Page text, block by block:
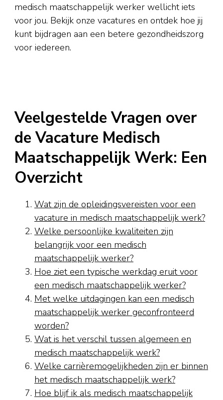
medisch maatschappelijk werker wellicht iets
voor jou. Bekijk onze vacatures en ontdek hoe jij
kunt bijdragen aan een betere gezondheidszorg
voor iedereen.
Veelgestelde Vragen over
de Vacature Medisch
Maatschappelijk Werk: Een
Overzicht
Wat zijn de opleidingsvereisten voor een
vacature in medisch maatschappelijk werk?
Welke persoonlijke kwaliteiten zijn
belangrijk voor een medisch
maatschappelijk werker?
Hoe ziet een typische werkdag eruit voor
een medisch maatschappelijk werker?
Met welke uitdagingen kan een medisch
maatschappelijk werker geconfronteerd
worden?
Wat is het verschil tussen algemeen en
medisch maatschappelijk werk?
Welke carrièremogelijkheden zijn er binnen
het medisch maatschappelijk werk?
Hoe blijf ik als medisch maatschappelijk